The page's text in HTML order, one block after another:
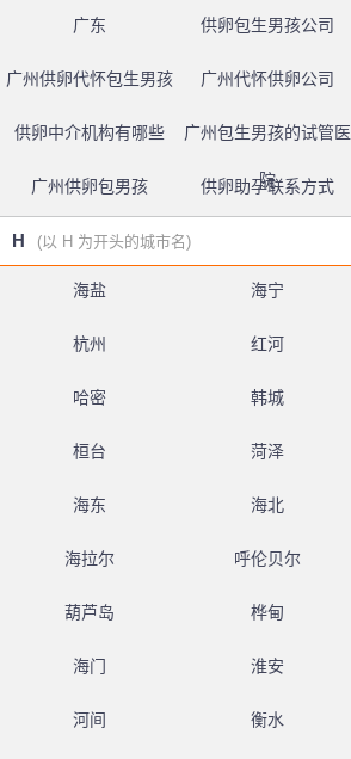
广东 供卵包生男孩公司
广州供卵代怀包生男孩 广州代怀供卵公司
供卵中介机构有哪些 广州包生男孩的试管医
院
广州供卵包男孩 供卵助孕联系方式
H (以 H 为开头的城市名)
海盐 海宁
杭州 红河
哈密 韩城
桓台 菏泽
海东 海北
海拉尔 呼伦贝尔
葫芦岛 桦甸
海门 淮安
河间 衡水